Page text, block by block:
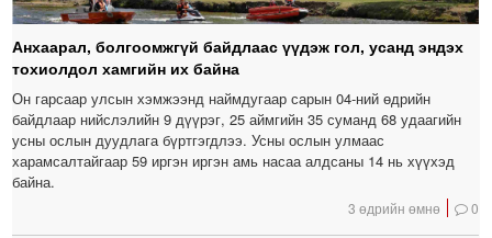
Анхаарал, болгоомжгүй байдлаас үүдэж гол, усанд эндэх
тохиолдол хамгийн их байна
Он гарсаар улсын хэмжээнд наймдугаар сарын 04-ний өдрийн
байдлаар нийслэлийн 9 дүүрэг, 25 аймгийн 35 суманд 68 удаагийн
усны ослын дуудлага бүртгэгдлээ. Усны ослын улмаас
харамсалтайгаар 59 иргэн иргэн амь насаа алдсаны 14 нь хүүхэд
байна.
3 өдрийн өмнө 0